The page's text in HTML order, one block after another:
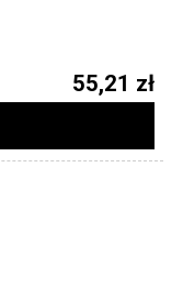
55,21 zł